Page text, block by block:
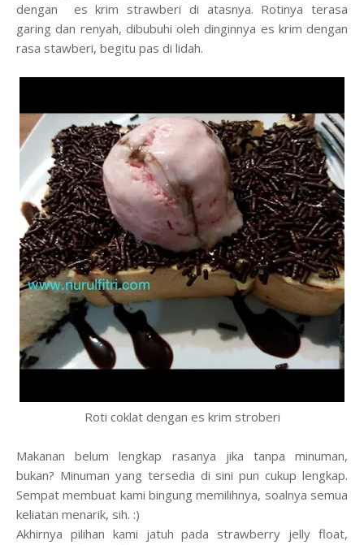
dengan es krim strawberi di atasnya. Rotinya terasa
garing dan renyah, dibubuhi oleh dinginnya es krim dengan
rasa stawberi, begitu pas di lidah.
Roti coklat dengan es krim stroberi
Makanan belum lengkap rasanya jika tanpa minuman,
bukan? Minuman yang tersedia di sini pun cukup lengkap.
Sempat membuat kami bingung memilihnya, soalnya semua
keliatan menarik, sih. :)
Akhirnya pilihan kami jatuh pada strawberry jelly float,